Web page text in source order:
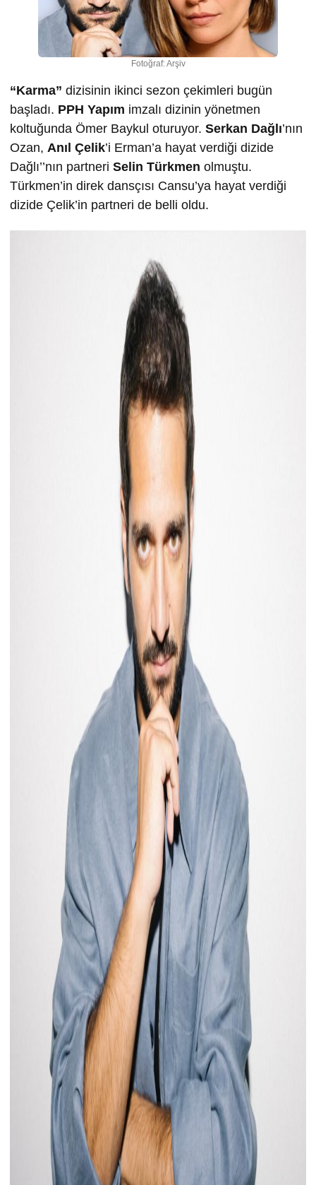
Fotoğraf: Arşiv
“Karma” dizisinin ikinci sezon çekimleri bugün
başladı. PPH Yapım imzalı dizinin yönetmen
koltuğunda Ömer Baykul oturuyor. Serkan Dağlı’nın
Ozan, Anıl Çelik’i Erman’a hayat verdiği dizide
Dağlı’’nın partneri Selin Türkmen olmuştu.
Türkmen’in direk dansçısı Cansu’ya hayat verdiği
dizide Çelik’in partneri de belli oldu.